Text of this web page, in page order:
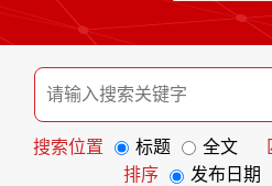
搜索位置 标题 全文
排序
发布日期